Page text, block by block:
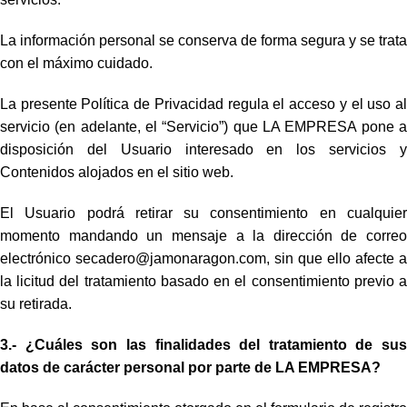
La información personal se conserva de forma segura y se trata
con el máximo cuidado.
La presente Política de Privacidad regula el acceso y el uso al
servicio (en adelante, el “Servicio”) que LA EMPRESA pone a
disposición del Usuario interesado en los servicios y
Contenidos alojados en el sitio web.
El Usuario podrá retirar su consentimiento en cualquier
momento mandando un mensaje a la dirección de correo
electrónico secadero@jamonaragon.com, sin que ello afecte a
la licitud del tratamiento basado en el consentimiento previo a
su retirada.
3.- ¿Cuáles son las finalidades del tratamiento de sus
datos de carácter personal por parte de LA EMPRESA?